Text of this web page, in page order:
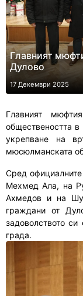
Главният
Дулово
17 Декември 2025
Главният
обществеността
укрепване на
мюсюлманската
Сред
Мехмед Ала, на
Ахмедов и на
граждани от
задоволството
града.